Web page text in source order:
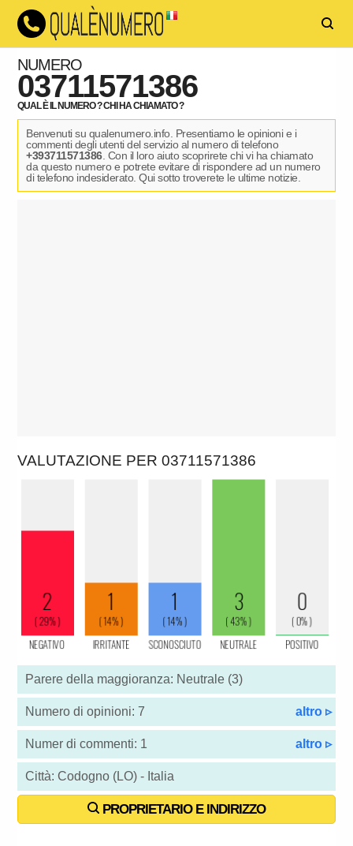
NUMERO
03711571386
QUAL È IL NUMERO ? CHI HA CHIAMATO ?
Benvenuti su qualenumero.info. Presentiamo le opinioni e i
commenti degli utenti del servizio al numero di telefono
+393711571386. Con il loro aiuto scoprirete chi vi ha chiamato
da questo numero e potrete evitare di rispondere ad un numero
di telefono indesiderato. Qui sotto troverete le ultime notizie.
VALUTAZIONE PER 03711571386
Parere della maggioranza: Neutrale (3)
Numero di opinioni: 7 altro ▹
Numer di commenti: 1 altro ▹
Città: Codogno (LO) - Italia
PROPRIETARIO E INDIRIZZO